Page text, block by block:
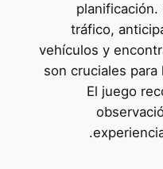
planificación.
tráfico,
vehículos y
son cruciales para
El juego